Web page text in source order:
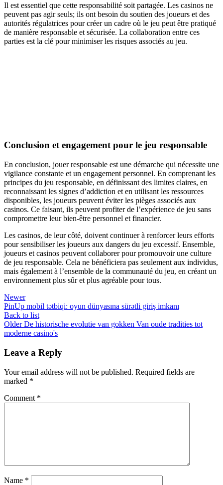
Il est essentiel que cette responsabilité soit partagée. Les casinos ne
peuvent pas agir seuls; ils ont besoin du soutien des joueurs et des
autorités régulatrices pour créer un cadre où le jeu peut être pratiqué
de manière responsable et sécurisée. La collaboration entre ces
parties est la clé pour minimiser les risques associés au jeu.
Conclusion et engagement pour le jeu responsable
En conclusion, jouer responsable est une démarche qui nécessite une
vigilance constante et un engagement personnel. En comprenant les
principes du jeu responsable, en définissant des limites claires, en
reconnaissant les signes d’addiction et en utilisant les ressources
disponibles, les joueurs peuvent éviter les pièges associés aux
casinos. Ce faisant, ils peuvent profiter de l’expérience de jeu sans
compromettre leur bien-être personnel et financier.
Les casinos, de leur côté, doivent continuer à renforcer leurs efforts
pour sensibiliser les joueurs aux dangers du jeu excessif. Ensemble,
joueurs et casinos peuvent collaborer pour promouvoir une culture
de jeu responsable. Cela ne bénéficiera pas seulement aux individus,
mais également à l’ensemble de la communauté du jeu, en créant un
environnement plus sûr et plus agréable pour tous.
Newer
PinUp mobil tətbiqi: oyun dünyasına sürətli giriş imkanı
Back to list
Older De historische evolutie van gokken Van oude tradities tot
moderne casino's
Leave a Reply
Your email address will not be published. Required fields are
marked *
Comment *
Name *